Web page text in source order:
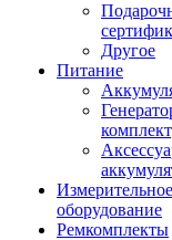
Другое
Питание
Измерительное
оборудование
Ремкомплекты